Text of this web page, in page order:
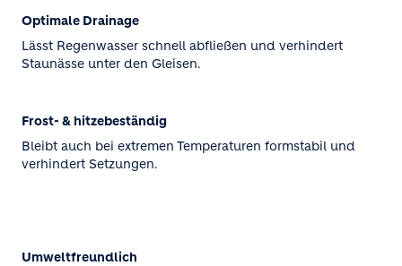
Optimale Drainage
Lässt Regenwasser schnell abfließen und verhindert
Staunässe unter den Gleisen.
Frost- & hitzebeständig
Bleibt auch bei extremen Temperaturen formstabil und
verhindert Setzungen.
Umweltfreundlich